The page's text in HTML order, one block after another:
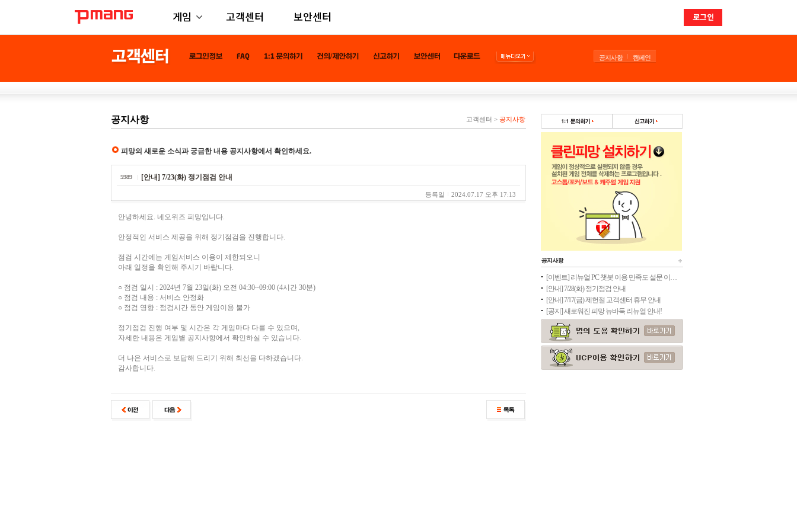
게임 고객센터 보안센터 로그인
공지사항 캠페인
공지사항 고객센터 > 공지사항
피망의 새로운 소식과 궁금한 내용 공지사항에서 확인하세요.
5989 [안내] 7/23(화) 정기점검 안내
등록일 2024.07.17 오후 17:13
안녕하세요. 네오위즈 피망입니다.
안정적인 서비스 제공을 위해 정기점검을 진행합니다.
점검 시간에는 게임서비스 이용이 제한되오니
아래 일정을 확인해 주시기 바랍니다.
○ 점검 일시 : 2024년 7월 23일(화) 오전 04:30~09:00 (4시간 30분)
○ 점검 내용 : 서비스 안정화
○ 점검 영향 : 점검시간 동안 게임이용 불가
정기점검 진행 여부 및 시간은 각 게임마다 다를 수 있으며,
자세한 내용은 게임별 공지사항에서 확인하실 수 있습니다.
더 나은 서비스로 보답해 드리기 위해 최선을 다하겠습니다.
감사합니다.
[이벤트] 리뉴얼 PC 챗봇 이용 만족도 설문 이벤트(종료)
[안내] 7/28(화) 정기점검 안내
[안내] 7/17(금) 제헌절 고객센터 휴무 안내
[공지] 새로워진 피망 뉴바둑 리뉴얼 안내!